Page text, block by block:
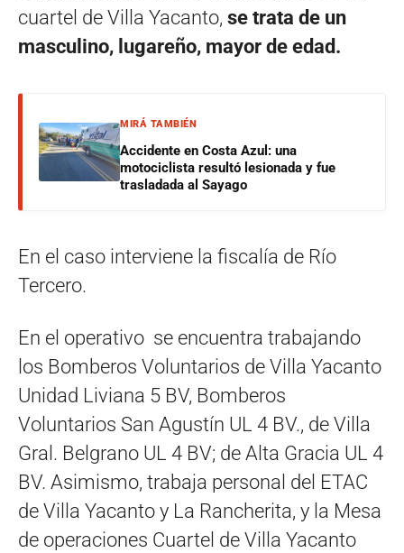
cuartel de Villa Yacanto, se trata de un
masculino, lugareño, mayor de edad.
MIRÁ TAMBIÉN
Accidente en Costa Azul: una
motociclista resultó lesionada y fue
trasladada al Sayago
En el caso interviene la fiscalía de Río
Tercero.
En el operativo se encuentra trabajando
los Bomberos Voluntarios de Villa Yacanto
Unidad Liviana 5 BV, Bomberos
Voluntarios San Agustín UL 4 BV., de Villa
Gral. Belgrano UL 4 BV; de Alta Gracia UL 4
BV. Asimismo, trabaja personal del ETAC
de Villa Yacanto y La Rancherita, y la Mesa
de operaciones Cuartel de Villa Yacanto